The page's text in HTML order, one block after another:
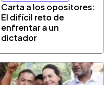
Carta a los opositores:
El difícil reto de
enfrentar a un
dictador